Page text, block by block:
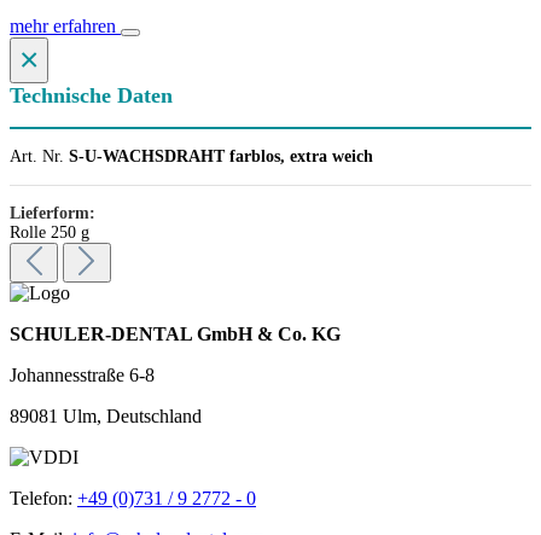
mehr erfahren
×
Technische Daten
Art. Nr. S-U-WACHSDRAHT farblos, extra weich
Lieferform:
Rolle 250 g
SCHULER-DENTAL GmbH & Co. KG
Johannesstraße 6-8
89081 Ulm, Deutschland
Telefon: +49 (0)731 / 9 2772 - 0